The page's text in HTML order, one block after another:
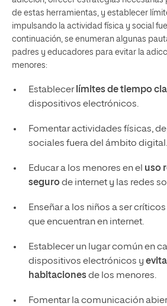
de estas herramientas, y establecer
impulsando la actividad física y social
continuación, se enumeran algunas
padres y educadores para evitar la
menores:
Establecer límites de tiempo
dispositivos electrónicos.
Fomentar actividades físicas,
sociales fuera del ámbito digital.
Educar a los menores en el uso
segurode internet y las redes
Enseñar a los niños a ser
que encuentran en internet.
Establecer un lugar común en
dispositivos electrónicos y
habitacionesde los menores.
Fomentar la comunicación